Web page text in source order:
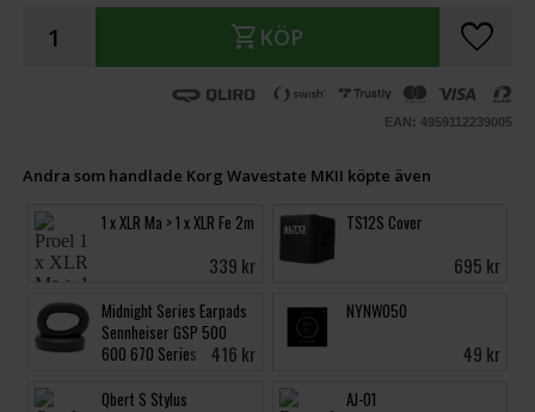
shopping_cart KÖP favorite
EAN: 4959112239005
Andra som handlade Korg Wavestate MKII köpte även
1 x XLR Ma > 1 x XLR Fe 2m
339 kr
TS12S Cover
695 kr
Midnight Series Earpads
Sennheiser GSP 500
600 670 Series
416 kr
NYNW050
49 kr
Qbert S Stylus AJ-01